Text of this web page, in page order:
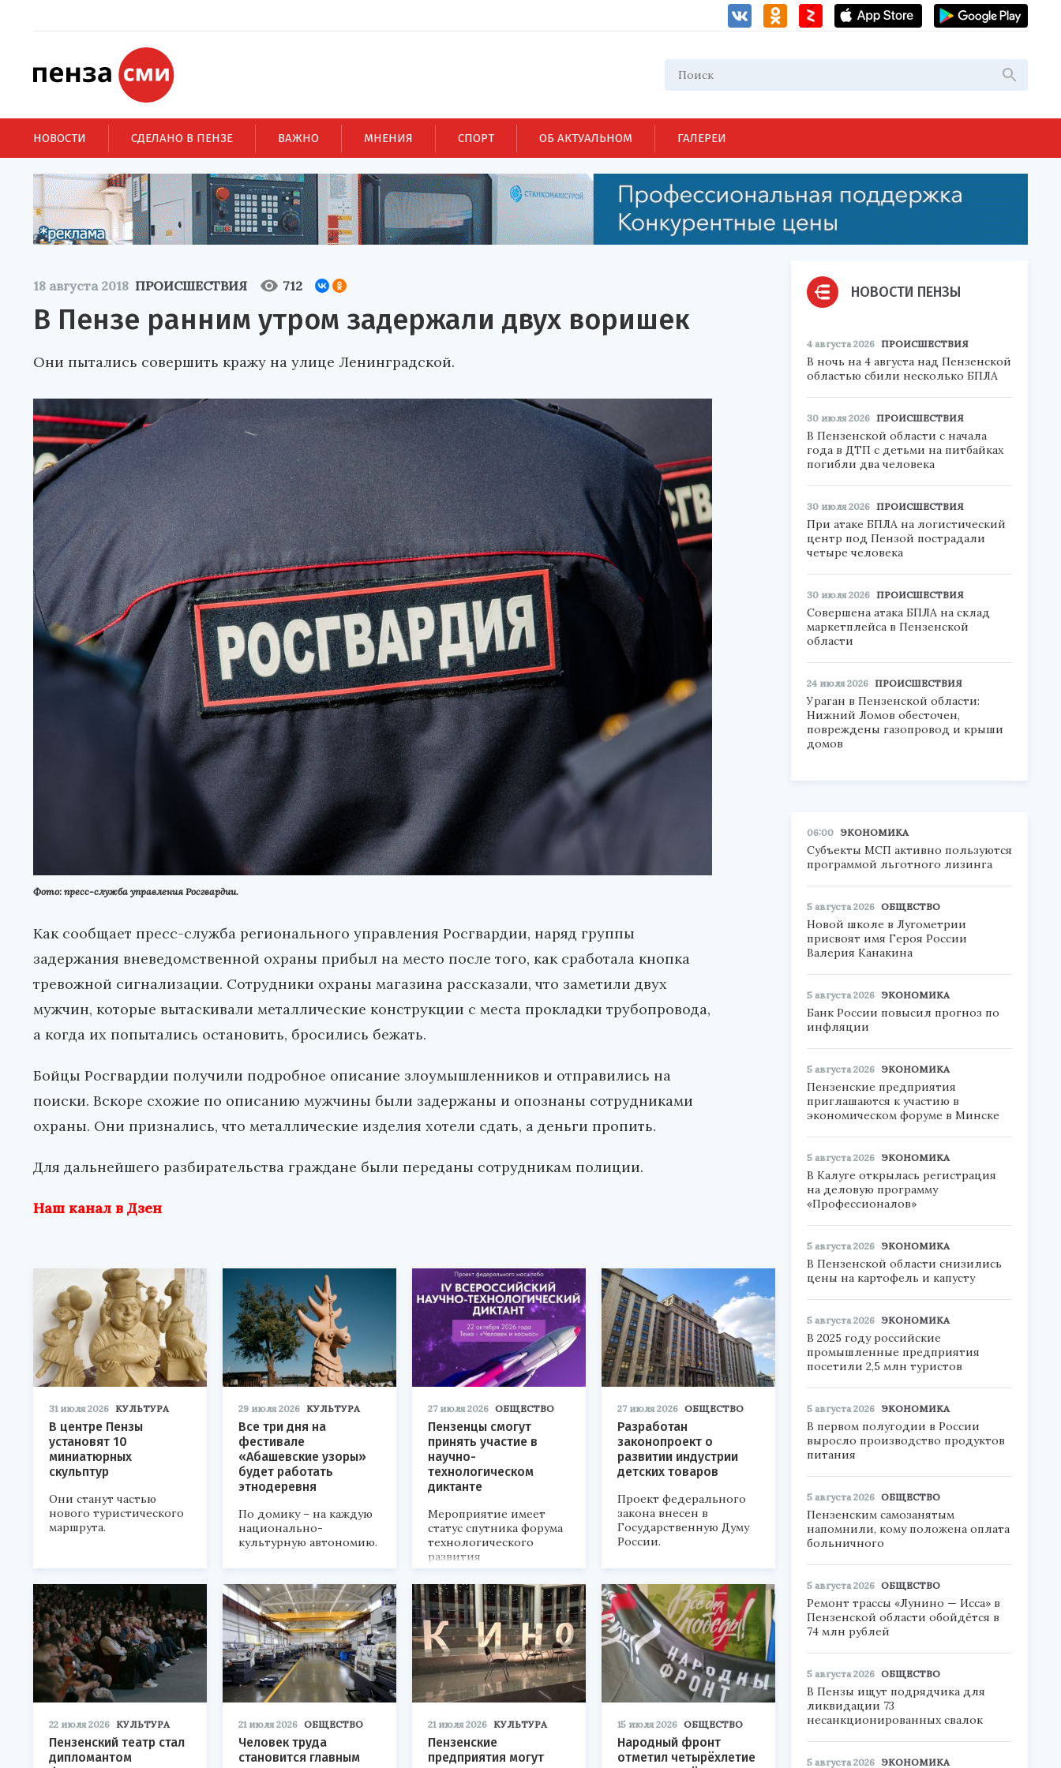
НОВОСТИ СДЕЛАНО В ПЕНЗЕ ВАЖНО МНЕНИЯ СПОРТ ОБ АКТУАЛЬНОМ ГАЛЕРЕИ
18 августа 2018 ПРОИСШЕСТВИЯ 712
В Пензе ранним утром задержали двух воришек
Они пытались совершить кражу на улице Ленинградской.
Фото: пресс-служба управления Росгвардии.
Как сообщает пресс-служба регионального управления Росгвардии, наряд группы
задержания вневедомственной охраны прибыл на место после того, как сработала кнопка
тревожной сигнализации. Сотрудники охраны магазина рассказали, что заметили двух
мужчин, которые вытаскивали металлические конструкции с места прокладки трубопровода,
а когда их попытались остановить, бросились бежать.
Бойцы Росгвардии получили подробное описание злоумышленников и отправились на
поиски. Вскоре схожие по описанию мужчины были задержаны и опознаны сотрудниками
охраны. Они признались, что металлические изделия хотели сдать, а деньги пропить.
Для дальнейшего разбирательства граждане были переданы сотрудникам полиции.
Наш канал в Дзен
31 июля 2026 КУЛЬТУРА
В центре Пензы
установят 10
миниатюрных
скульптур
Они станут частью
нового туристического
маршрута.
29 июля 2026 КУЛЬТУРА
Все три дня на
фестивале
«Абашевские узоры»
будет работать
этнодеревня
По домику – на каждую
национально-
культурную автономию.
27 июля 2026 ОБЩЕСТВО
Пензенцы смогут
принять участие в
научно-
технологическом
диктанте
Мероприятие имеет
статус спутника форума
технологического
развития
«Технопром-2026».
27 июля 2026 ОБЩЕСТВО
Разработан
законопроект о
развитии индустрии
детских товаров
Проект федерального
закона внесен в
Государственную Думу
России.
22 июля 2026 КУЛЬТУРА
Пензенский театр стал
дипломантом
21 июля 2026 ОБЩЕСТВО
Человек труда
становится главным
21 июля 2026 КУЛЬТУРА
Пензенские
предприятия могут
15 июля 2026 ОБЩЕСТВО
Народный фронт
отметил четырёхлетие
НОВОСТИ ПЕНЗЫ
4 августа 2026 ПРОИСШЕСТВИЯ
В ночь на 4 августа над Пензенской
областью сбили несколько БПЛА
30 июля 2026 ПРОИСШЕСТВИЯ
В Пензенской области с начала
года в ДТП с детьми на питбайках
погибли два человека
30 июля 2026 ПРОИСШЕСТВИЯ
При атаке БПЛА на логистический
центр под Пензой пострадали
четыре человека
30 июля 2026 ПРОИСШЕСТВИЯ
Совершена атака БПЛА на склад
маркетплейса в Пензенской
области
24 июля 2026 ПРОИСШЕСТВИЯ
Ураган в Пензенской области:
Нижний Ломов обесточен,
повреждены газопровод и крыши
домов
06:00 ЭКОНОМИКА
Субъекты МСП активно пользуются
программой льготного лизинга
5 августа 2026 ОБЩЕСТВО
Новой школе в Лугометрии
присвоят имя Героя России
Валерия Канакина
5 августа 2026 ЭКОНОМИКА
Банк России повысил прогноз по
инфляции
5 августа 2026 ЭКОНОМИКА
Пензенские предприятия
приглашаются к участию в
экономическом форуме в Минске
5 августа 2026 ЭКОНОМИКА
В Калуге открылась регистрация
на деловую программу
«Профессионалов»
5 августа 2026 ЭКОНОМИКА
В Пензенской области снизились
цены на картофель и капусту
5 августа 2026 ЭКОНОМИКА
В 2025 году российские
промышленные предприятия
посетили 2,5 млн туристов
5 августа 2026 ЭКОНОМИКА
В первом полугодии в России
выросло производство продуктов
питания
5 августа 2026 ОБЩЕСТВО
Пензенским самозанятым
напомнили, кому положена оплата
больничного
5 августа 2026 ОБЩЕСТВО
Ремонт трассы «Лунино — Исса» в
Пензенской области обойдётся в
74 млн рублей
5 августа 2026 ОБЩЕСТВО
В Пензы ищут подрядчика для
ликвидации 73
несанкционированных свалок
5 августа 2026 ЭКОНОМИКА